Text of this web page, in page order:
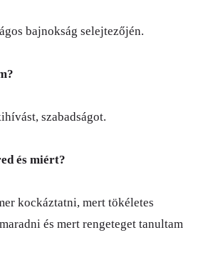
bajnokság selejtezőjén.
szabadságot.
és miért?
kockáztatni, mert tökéletes
és mert rengeteget tanultam